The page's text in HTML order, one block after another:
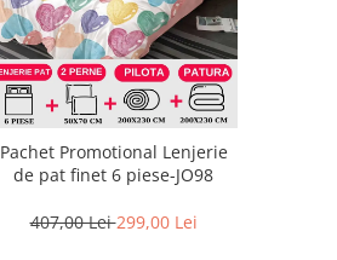
Pachet Promotional Lenjerie
de pat finet 6 piese-JO98
407,00 Lei299,00 Lei